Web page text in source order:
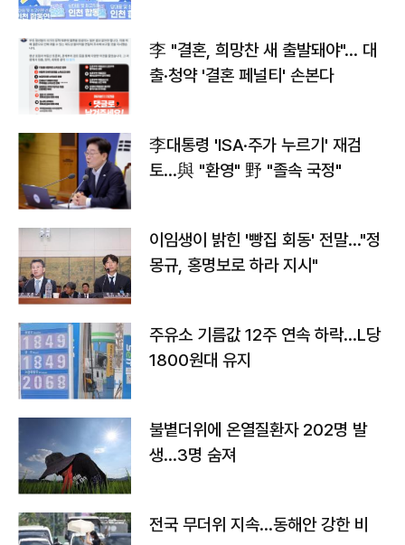
李 "결혼, 희망찬 새 출발돼야"… 대
출·청약 '결혼 페널티' 손본다
李대통령 'ISA·주가 누르기' 재검
토…與 "환영" 野 "졸속 국정"
이임생이 밝힌 '빵집 회동' 전말…"정
몽규, 홍명보로 하라 지시"
주유소 기름값 12주 연속 하락…L당
1800원대 유지
불볕더위에 온열질환자 202명 발
생…3명 숨져
전국 무더위 지속…동해안 강한 비